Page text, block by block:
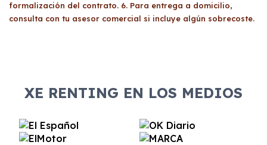
formalización del contrato. 6. Para entrega a domicilio,
consulta con tu asesor comercial si incluye algún sobrecoste.
XE RENTING EN LOS MEDIOS